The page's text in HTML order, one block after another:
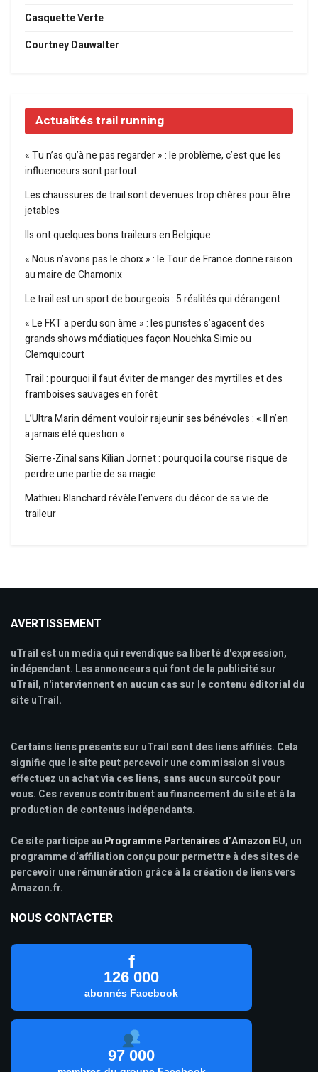
Casquette Verte
Courtney Dauwalter
Actualités trail running
« Tu n’as qu’à ne pas regarder » : le problème, c’est que les
influenceurs sont partout
Les chaussures de trail sont devenues trop chères pour être
jetables
Ils ont quelques bons traileurs en Belgique
« Nous n’avons pas le choix » : le Tour de France donne raison
au maire de Chamonix
Le trail est un sport de bourgeois : 5 réalités qui dérangent
« Le FKT a perdu son âme » : les puristes s’agacent des
grands shows médiatiques façon Nouchka Simic ou
Clemquicourt
Trail : pourquoi il faut éviter de manger des myrtilles et des
framboises sauvages en forêt
L’Ultra Marin dément vouloir rajeunir ses bénévoles : « Il n’en
a jamais été question »
Sierre-Zinal sans Kilian Jornet : pourquoi la course risque de
perdre une partie de sa magie
Mathieu Blanchard révèle l’envers du décor de sa vie de
traileur
AVERTISSEMENT
uTrail est un media qui revendique sa liberté d'expression,
indépendant. Les annonceurs qui font de la publicité sur
uTrail, n'interviennent en aucun cas sur le contenu éditorial du
site uTrail.
Certains liens présents sur uTrail sont des liens affiliés. Cela
signifie que le site peut percevoir une commission si vous
effectuez un achat via ces liens, sans aucun surcoût pour
vous. Ces revenus contribuent au financement du site et à la
production de contenus indépendants.
Ce site participe au Programme Partenaires d’Amazon EU, un
programme d’affiliation conçu pour permettre à des sites de
percevoir une rémunération grâce à la création de liens vers
Amazon.fr.
NOUS CONTACTER
f
126 000
abonnés Facebook
97 000